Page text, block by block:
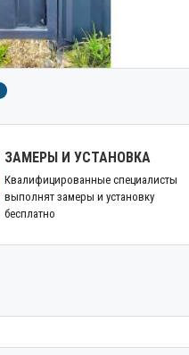
ЗАМЕРЫ И УСТАНОВКА
Квалифицированные специалисты
выполнят замеры и установку
бесплатно